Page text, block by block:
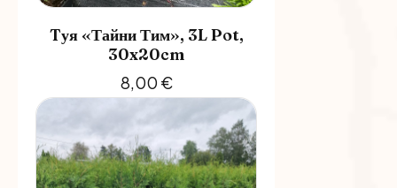
Tуя «Тайни Тим», 3L Pot,
30x20cm
8,00 €